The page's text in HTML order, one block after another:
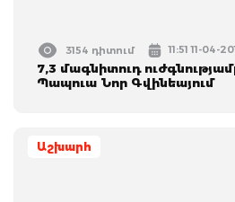
3154 դիտում 11:51 11-04-
7,3 մագնիտուդ
Պապուա Նոր Գվինեայում
Աշխարհ